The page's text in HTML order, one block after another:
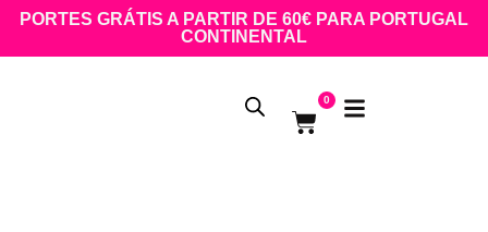
PORTES GRÁTIS A PARTIR DE 60€ PARA PORTUGAL
CONTINENTAL
0